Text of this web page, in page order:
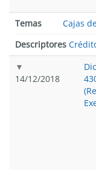
Temas Cajas
Descriptores
14/12/2018